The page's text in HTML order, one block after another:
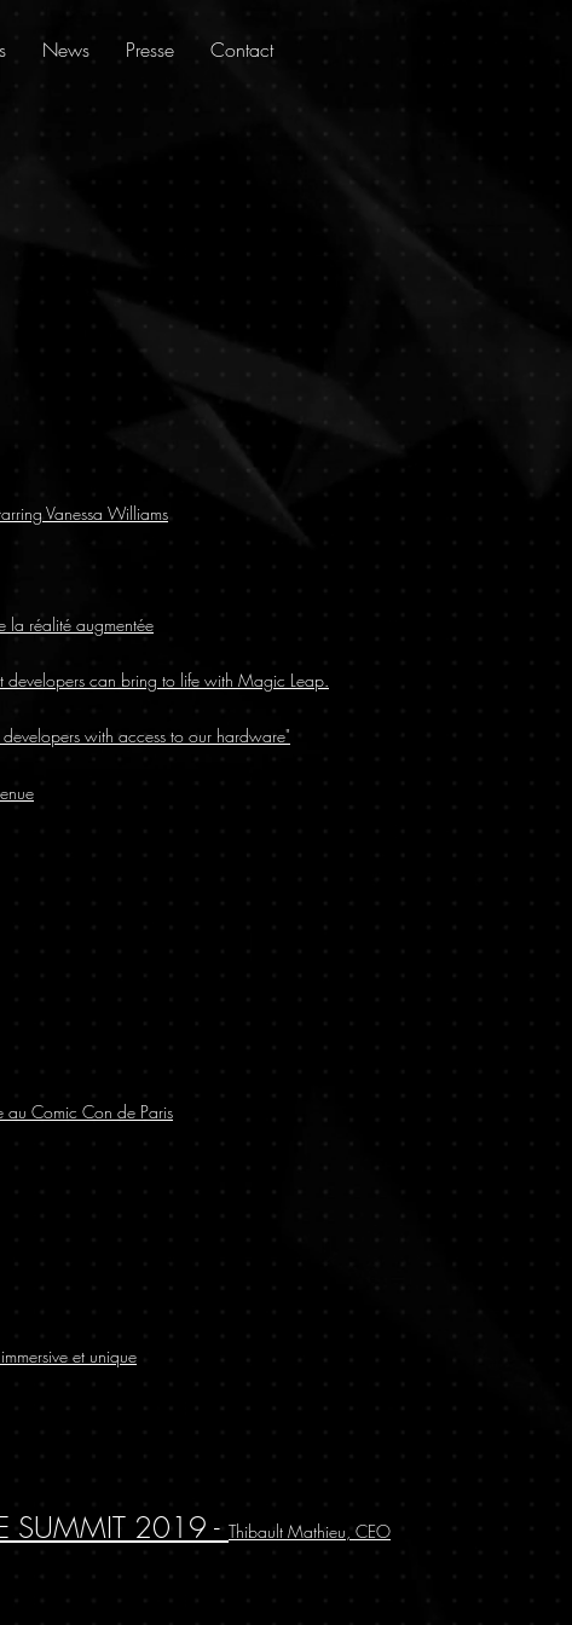
News Presse Contact
Vanessa Williams
la réalité augmentée
developers can bring to life with Magic Leap.
with access to our hardware"
au Comic Con de Paris
et unique
SUMMIT 2019 - Thibault Mathieu, CEO